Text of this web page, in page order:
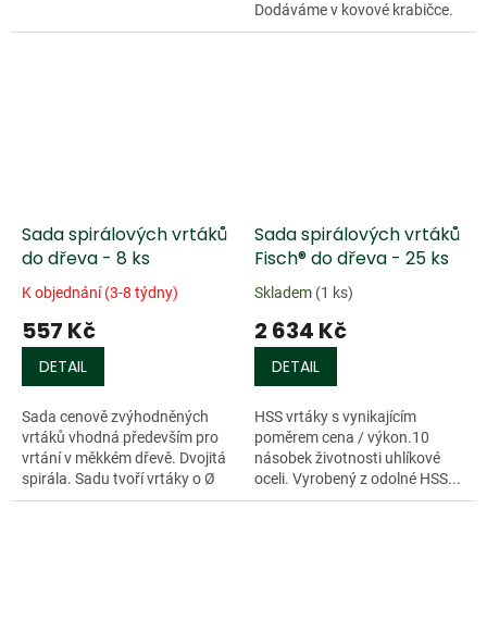
Dodáváme v kovové krabičce.
Ø 3/4/5/6/8/10 mm. Celková
Sada spirálových vrtáků
do dřeva - 8 ks
K objednání (3-8 týdny)
557 Kč
DETAIL
Sada cenově zvýhodněných
vrtáků vhodná především pro
vrtání v měkkém dřevě. Dvojitá
spirála. Sadu tvoří vrtáky o Ø
3/4/5/6/7/8/9/10 mm.
Sada spirálových vrtáků
Fisch® do dřeva - 25 ks
Skladem (1 ks)
2 634 Kč
DETAIL
HSS vrtáky s vynikajícím
poměrem cena / výkon.10
násobek životnosti uhlíkové
oceli. Vyrobený z odolné HSS...